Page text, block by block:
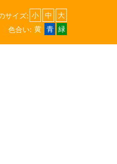
サイズ: 小 中
大
色合い: 黄 青 緑